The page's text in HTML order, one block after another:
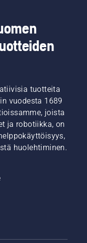
tuotteita
vuodesta 1689
joista
ja robotiikka, on
huolehtiminen.